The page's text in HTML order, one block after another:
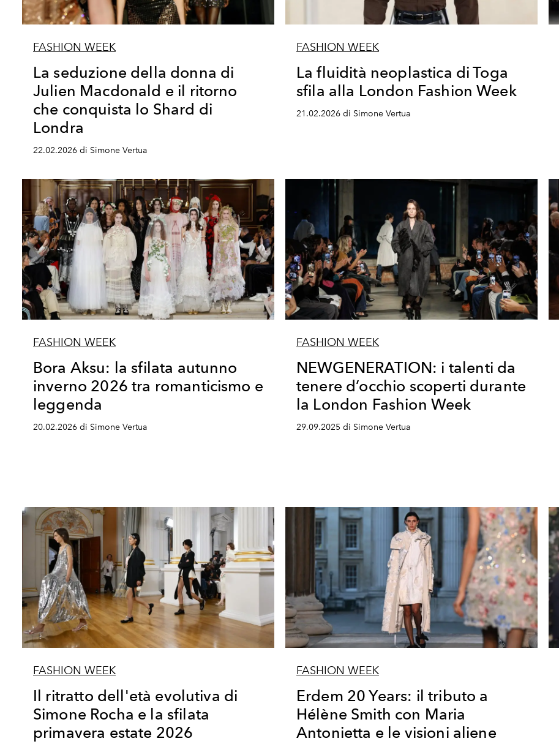
FASHION WEEK
La seduzione della donna di
Julien Macdonald e il ritorno
che conquista lo Shard di
Londra
22.02.2026 di Simone Vertua
FASHION WEEK
La fluidità neoplastica di Toga
sfila alla London Fashion Week
21.02.2026 di Simone Vertua
FASHION WEEK
Bora Aksu: la sfilata autunno
inverno 2026 tra romanticismo e
leggenda
20.02.2026 di Simone Vertua
FASHION WEEK
NEWGENERATION: i talenti da
tenere d’occhio scoperti durante
la London Fashion Week
29.09.2025 di Simone Vertua
FASHION WEEK
Il ritratto dell'età evolutiva di
Simone Rocha e la sfilata
primavera estate 2026
FASHION WEEK
Erdem 20 Years: il tributo a
Hélène Smith con Maria
Antonietta e le visioni aliene